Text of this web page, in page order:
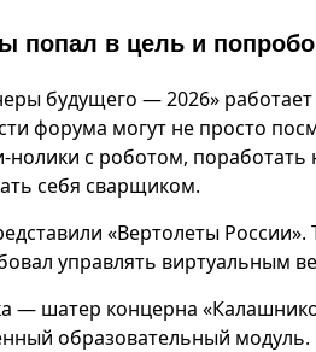
попал в цель и
будущего — 2026»
форума могут не просто
нолики с роботом,
себя сварщиком.
«Вертолеты
управлять виртуальным
— шатер концерна
образовательный модуль.